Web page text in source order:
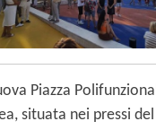
Piazza
situata nei pressi